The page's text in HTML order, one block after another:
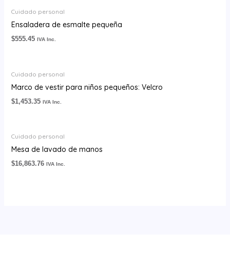
Cuidado personal
Ensaladera de esmalte pequeña
$555.45 IVA Inc.
Cuidado personal
Marco de vestir para niños pequeños: Velcro
$1,453.35 IVA Inc.
Cuidado personal
Mesa de lavado de manos
$16,863.76 IVA Inc.